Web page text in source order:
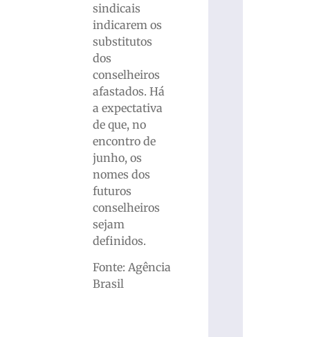
sindicais
indicarem os
substitutos
dos
conselheiros
afastados. Há
a expectativa
de que, no
encontro de
junho, os
nomes dos
futuros
conselheiros
sejam
definidos.
Fonte: Agência
Brasil